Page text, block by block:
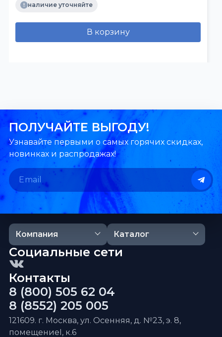
наличие уточняйте
В корзину
ПОЛУЧАЙТЕ ВЫГОДУ!
Узнавайте первыми о самых горячих скидках,
новинках и распродажах!
Компания Каталог
Контакты
8 (800) 505 62 04
8 (8552) 205 005
121609. г. Москва, ул. Осенняя, д. №23, э. 8,
помещениеI, к.6
Социальные сети